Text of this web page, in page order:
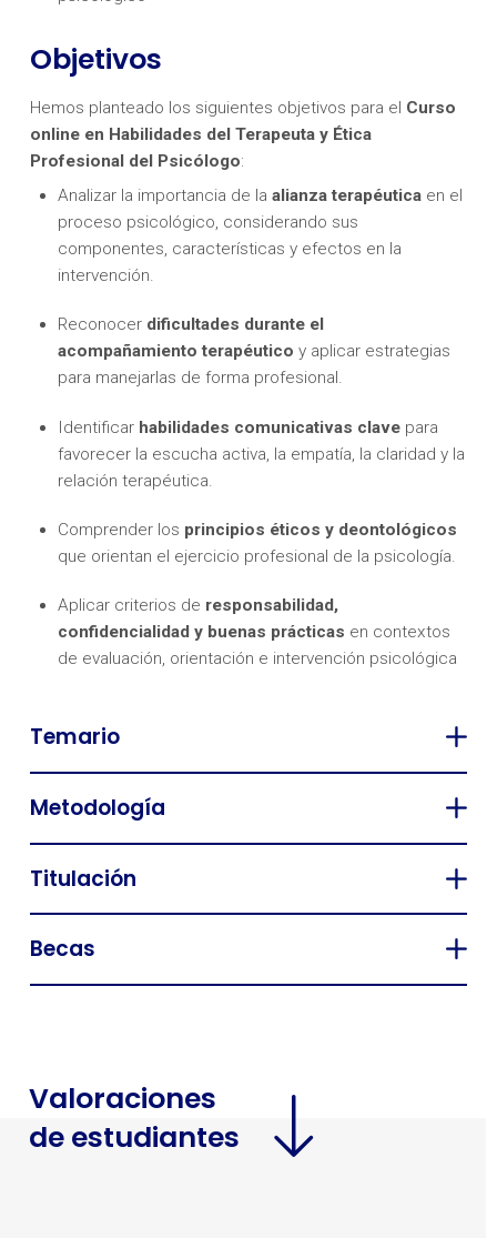
Objetivos
Hemos planteado los siguientes objetivos para el Curso
online en Habilidades del Terapeuta y Ética
Profesional del Psicólogo:
Analizar la importancia de laalianza terapéutica en el
proceso psicológico, considerando sus
componentes, características y efectos en la
intervención.
Reconocer dificultades durante el
acompañamiento terapéutico y aplicar estrategias
para manejarlas de forma profesional.
Identificar habilidades comunicativas clave para
favorecer la escucha activa, la empatía, la claridad y la
relación terapéutica.
Comprender los principios éticos y deontológicos
que orientan el ejercicio profesional de la psicología.
Aplicar criterios de responsabilidad,
confidencialidad y buenas prácticas en contextos
de evaluación, orientación e intervención psicológica
Temario
Metodología
Titulación
Becas
Valoraciones
de estudiantes